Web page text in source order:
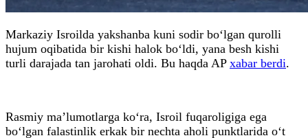
Markaziy Isroilda yakshanba kuni sodir bo‘lgan qurolli
hujum oqibatida bir kishi halok bo‘ldi, yana besh kishi
turli darajada tan jarohati oldi. Bu haqda AP xabar berdi.
Rasmiy ma’lumotlarga ko‘ra, Isroil fuqaroligiga ega
bo‘lgan falastinlik erkak bir nechta aholi punktlarida o‘t